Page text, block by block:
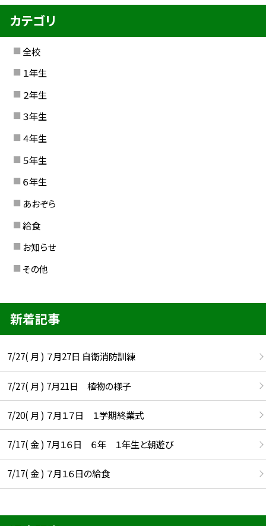
カテゴリ
全校
１年生
２年生
３年生
４年生
５年生
６年生
あおぞら
給食
お知らせ
その他
新着記事
7/27( 月 ) ７月27日 自衛消防訓練
7/27( 月 ) 7月21日 植物の様子
7/20( 月 ) ７月１７日 １学期終業式
7/17( 金 ) 7月１６日 ６年 １年生と朝遊び
7/17( 金 ) ７月１６日の給食